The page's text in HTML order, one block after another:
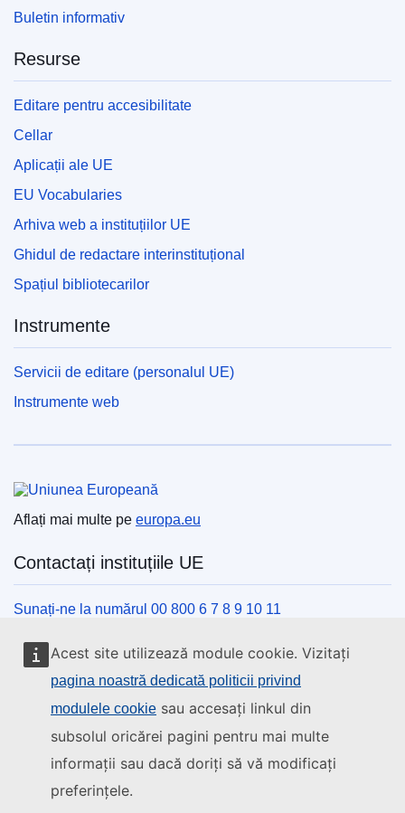
Acest site utilizează module cookie. Vizitați
pagina noastră dedicată politicii privind
modulele cookie sau accesați linkul din
subsolul oricărei pagini pentru mai multe
informații sau dacă doriți să vă modificați
preferințele.
Buletin informativ
Resurse
Editare pentru accesibilitate
Cellar
Aplicații ale UE
EU Vocabularies
Arhiva web a instituțiilor UE
Ghidul de redactare interinstituțional
Spațiul bibliotecarilor
Instrumente
Servicii de editare (personalul UE)
Instrumente web
Uniunea Europeană
Aflați mai multe pe europa.eu
Contactați instituțiile UE
Sunați-ne la numărul 00 800 6 7 8 9 10 11
Utilizați alte opțiuni telefonice
Scrieți-ne completând formularul de contact
Descoperiți canalele UE pe rețelele sociale